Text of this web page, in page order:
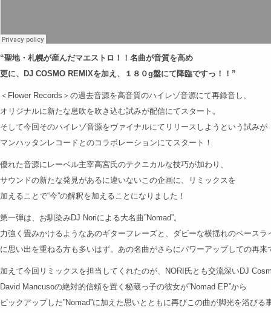
“聖地・札幌が産んだマエストロ！！名曲が音質を高め
更に、DJ COSMO REMIXを加え、１８０g盤にて降臨ですっ！！”
＜Flower Records＞の過去音源を高音質のハイレゾ音源にて再録音し、
オリジナルに新たな息吹を吹き込む試みが配信にてスタート。
そして今回そのハイレゾ音源をヴァイナルにてリリースしようという試みが
マンハッタンレコードとのコラボレーションにてスタート！
優れた音源にレーベル主宰高宮氏のテクニカルな技巧が加わり、
サウンドの新たな発見があるに違いないこの企画に、リミックスを
加えることで“今”の解釈を加えることになりました！
第一弾は、お馴染みDJ Noriによる大名曲”Nomad”。
力強く畳みかけるようなあのギターフレーズと、ダビーな横揺れのベースラ
に思い出を重ねる方も多いはず。あの名曲がさらにパワーアップしての再来
加えて今回リミックスを担当してくれたのが、NORI氏とも交流深いDJ
David Mancusoの絶対的信頼を置く秘蔵っ子の彼女が”Nomad EP”から
ピックアップした”Nomad”に加えた思いとともに再びこの曲が脚光を浴びる